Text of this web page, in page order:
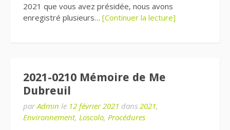
2021 que vous avez présidée, nous avons
enregistré plusieurs… [Continuer la lecture]
2021-0210 Mémoire de Me
Dubreuil
par Admin le 12 février 2021 dans 2021,
Environnement, Loscolo, Procédures